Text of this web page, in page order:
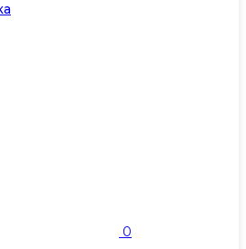
0